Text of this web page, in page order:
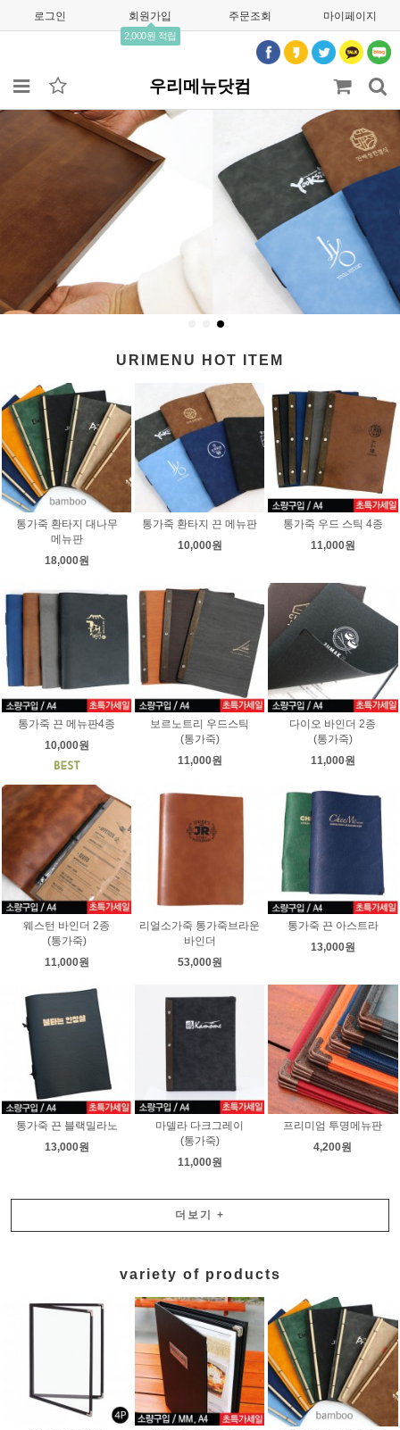
로그인 회원가입
2,000원 적립
주문조회 마이페이지
우리메뉴닷컴
URIMENU HOT ITEM
통가죽 환타지 대나무
메뉴판
18,000원
통가죽 환타지 끈 메뉴판
10,000원
통가죽 우드 스틱 4종
11,000원
통가죽 끈 메뉴판4종
10,000원
보르노트리 우드스틱
(통가죽)
11,000원
다이오 바인더 2종
(통가죽)
11,000원
웨스턴 바인더 2종
(통가죽)
11,000원
리얼소가죽 통가죽브라운
바인더
53,000원
통가죽 끈 아스트라
13,000원
통가죽 끈 블랙밀라노
13,000원
마델라 다크그레이
(통가죽)
11,000원
프리미엄 투명메뉴판
4,200원
더보기 +
variety of products